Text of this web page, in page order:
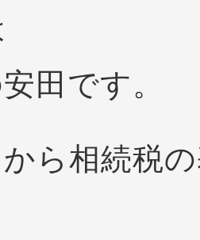
田です。
ら相続税